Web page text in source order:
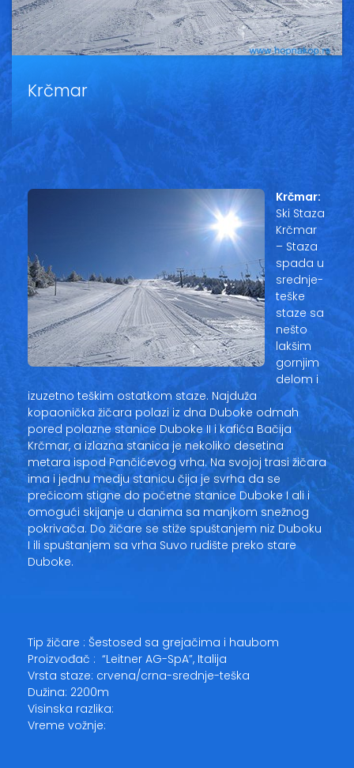
Oglasi
Galerija
Krčmar
Krčmar:
Ski Staza
Krčmar
– Staza
spada u
srednje-
teške
staze sa
nešto
lakšim
gornjim
delom i
izuzetno teškim ostatkom staze. Najduža
kopaonička žičara polazi iz dna Duboke odmah
pored polazne stanice Duboke II i kafića Bačija
Krčmar, a izlazna stanica je nekoliko desetina
metara ispod Pančićevog vrha. Na svojoj trasi žičara
ima i jednu medju stanicu čija je svrha da se
prečicom stigne do početne stanice Duboke I ali i
omogući skijanje u danima sa manjkom snežnog
pokrivača. Do žičare se stiže spuštanjem niz Duboku
I ili spuštanjem sa vrha Suvo rudište preko stare
Duboke.
Tip žičare : Šestosed sa grejačima i haubom
Proizvođač : “Leitner AG-SpA”, Italija
Vrsta staze: crvena/crna-srednje-teška
Dužina: 2200m
Visinska razlika:
Vreme vožnje: